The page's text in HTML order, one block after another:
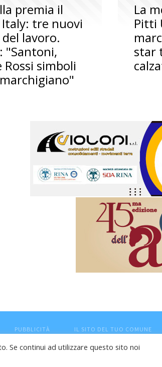
premia il
tre nuovi
lavoro.
"Santoni,
Rossi simboli
La
Pitti
star
PUBBLICITÀ IL SITO DEL TUO COMUNE
- Testata giornalistica, aut.
Se continui ad utilizzare questo sito noi